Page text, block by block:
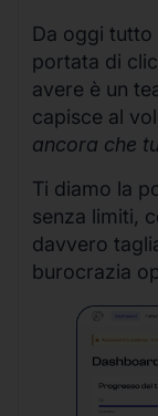
Da oggi tutto
portata di
avere è un
capisce al
ancora che
Ti diamo la
senza limiti,
davvero
burocrazia